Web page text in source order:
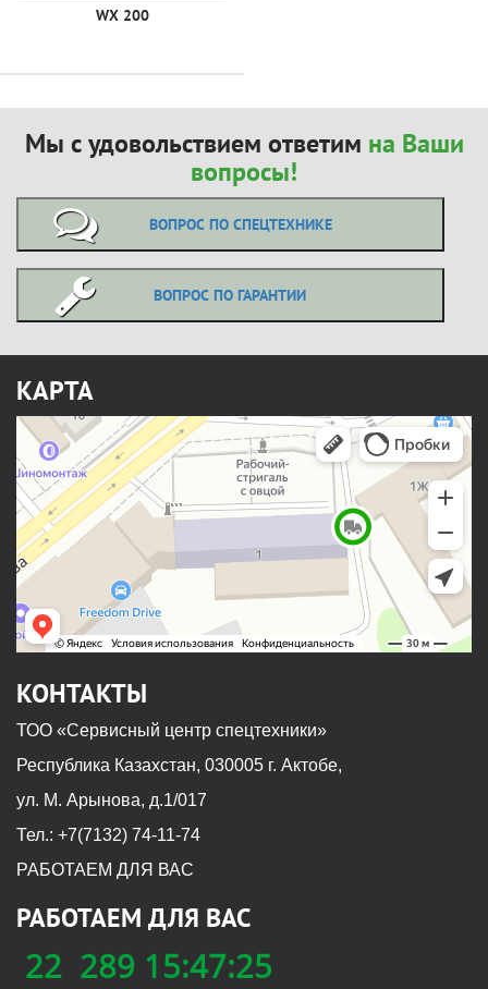
WX 200
Мы с удовольствием ответим на Ваши
вопросы!
ВОПРОС ПО СПЕЦТЕХНИКЕ
ВОПРОС ПО ГАРАНТИИ
КАРТА
КОНТАКТЫ
ТОО «Сервисный центр спецтехники»
Республика Казахстан, 030005 г. Актобе,
ул. М. Арынова, д.1/017
Тел.: +7(7132) 74-11-74
РАБОТАЕМ ДЛЯ ВАС
РАБОТАЕМ ДЛЯ ВАС
22 289 15:47:25
Позвонить нам